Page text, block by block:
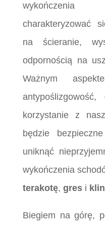
wykończenia
charakteryzować
na ścieranie,
odpornością na
Ważnym
korzystanie z
będzie
uniknąć
wykończenia
terakotę, gres i
Biegiem na górę,